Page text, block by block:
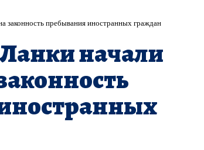
законность пребывания иностранных граждан
начали